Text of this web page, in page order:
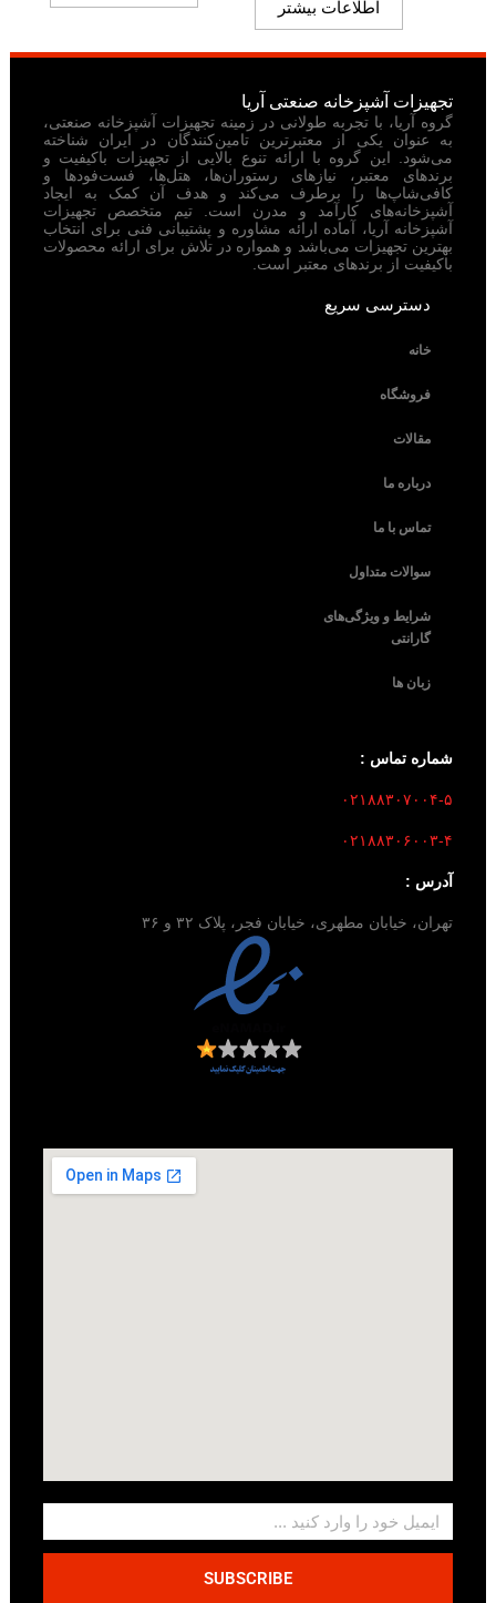
اطلاعات بیشتر
تجهیزات آشپزخانه صنعتی آریا
گروه آریا، با تجربه طولانی در زمینه تجهیزات آشپزخانه صنعتی،
به عنوان یکی از معتبرترین تامین‌کنندگان در ایران شناخته
می‌شود. این گروه با ارائه تنوع بالایی از تجهیزات باکیفیت و
برندهای معتبر، نیازهای رستوران‌ها، هتل‌ها، فست‌فودها و
کافی‌شاپ‌ها را برطرف می‌کند و هدف آن کمک به ایجاد
آشپزخانه‌های کارآمد و مدرن است. تیم متخصص تجهیزات
آشپزخانه آریا، آماده ارائه مشاوره و پشتیبانی فنی برای انتخاب
بهترین تجهیزات می‌باشد و همواره در تلاش برای ارائه محصولات
باکیفیت از برندهای معتبر است.
دسترسی سریع
خانه
فروشگاه
مقالات
درباره ما
تماس با ما
سوالات متداول
شرایط و ویژگی‌های
گارانتی
زبان ها
شماره تماس :
۰۲۱۸۸۳۰۷۰۰۴-۵
۰۲۱۸۸۳۰۶۰۰۳-۴
آدرس :
تهران، خیابان مطهری، خیابان فجر، پلاک ۳۲ و ۳۶
SUBSCRIBE